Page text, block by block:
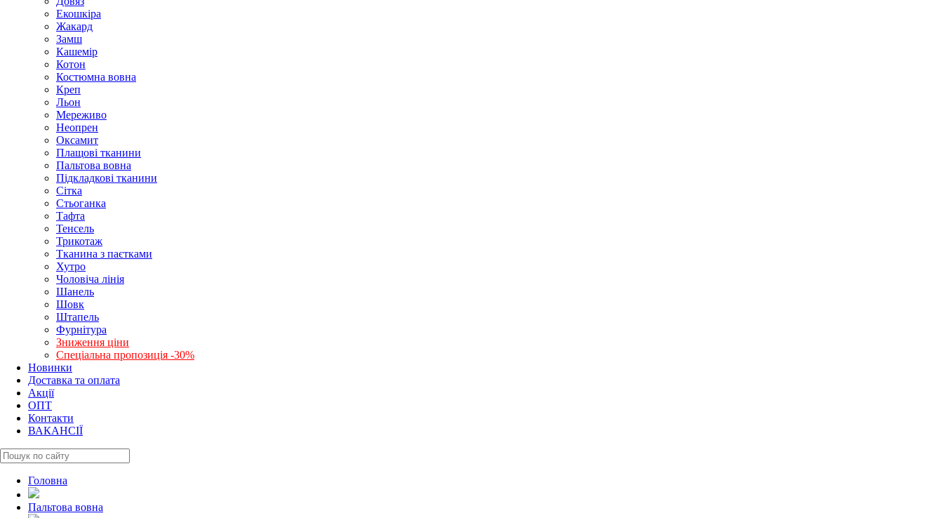
Екошкіра
Жакард
Замш
Кашемір
Котон
Костюмна вовна
Креп
Льон
Мереживо
Неопрен
Оксамит
Плащові тканини
Пальтова вовна
Підкладкові тканини
Сітка
Стьоганка
Тафта
Тенсель
Трикотаж
Тканина з паєтками
Хутро
Чоловіча лінія
Шанель
Шовк
Штапель
Фурнітура
Зниження ціни
Спеціальна пропозиція -30%
Новинки
Доставка та оплата
Акції
ОПТ
Контакти
ВАКАНСІЇ
Головна
Пальтова вовна